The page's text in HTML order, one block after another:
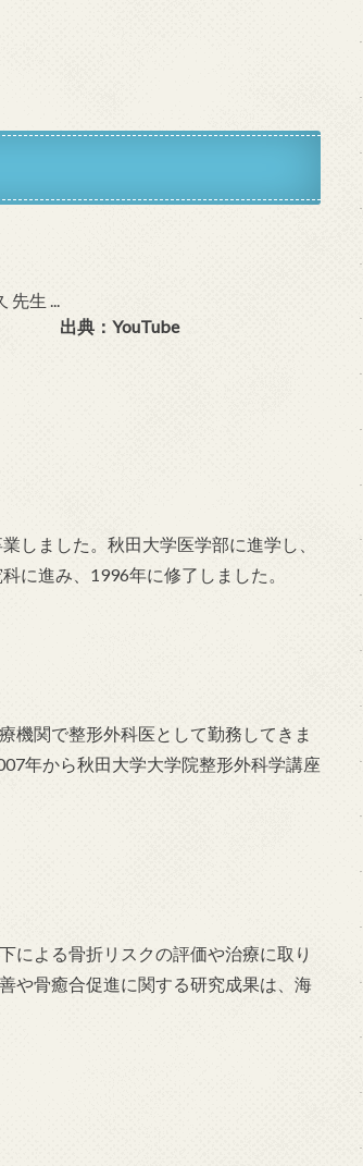
出典：YouTube
しました。秋田大学医学部に進学し、
に進み、1996年に修了しました。
機関で整形外科医として勤務してきま
年から秋田大学大学院整形外科学講座
による骨折リスクの評価や治療に取り
や骨癒合促進に関する研究成果は、海